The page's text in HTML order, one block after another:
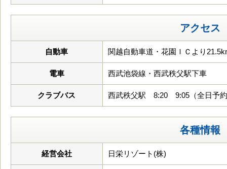
アクセス
自動車 関越自動車道・花園ＩＣより
電車 西武池袋線・西武秩父駅下車
クラブバス 西武秩父駅 8:20 9:05（全日予
各種情報
経営会社 日栄リゾート(株)